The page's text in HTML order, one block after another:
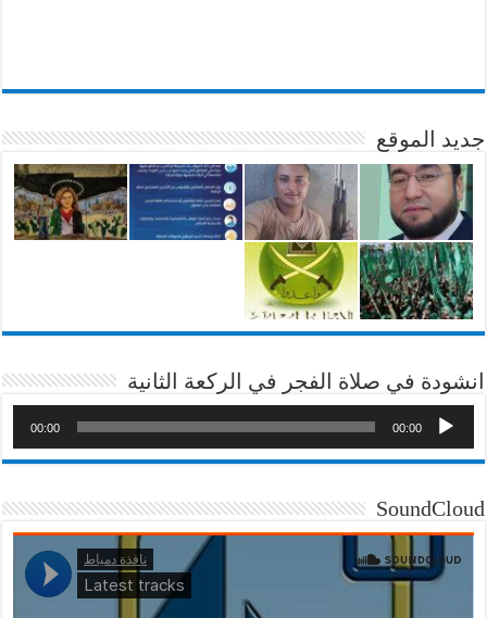
جديد الموقع
انشودة في صلاة الفجر في الركعة الثانية
00:00
00:00
SoundCloud